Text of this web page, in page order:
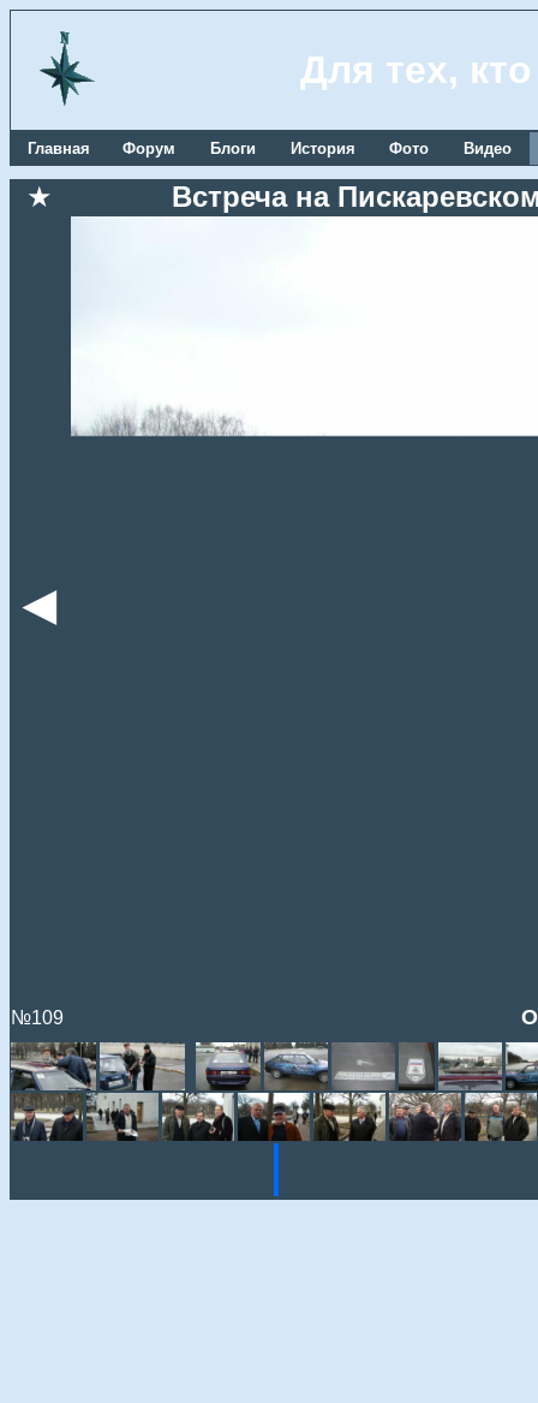
Для тех,
Главная Форум Блоги История Фото Видео
★ Встреча на
◄
№109